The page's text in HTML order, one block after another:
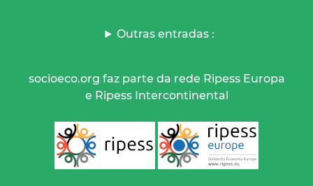
Outras entradas :
socioeco.org faz parte da rede Ripess Europa
e Ripess Intercontinental